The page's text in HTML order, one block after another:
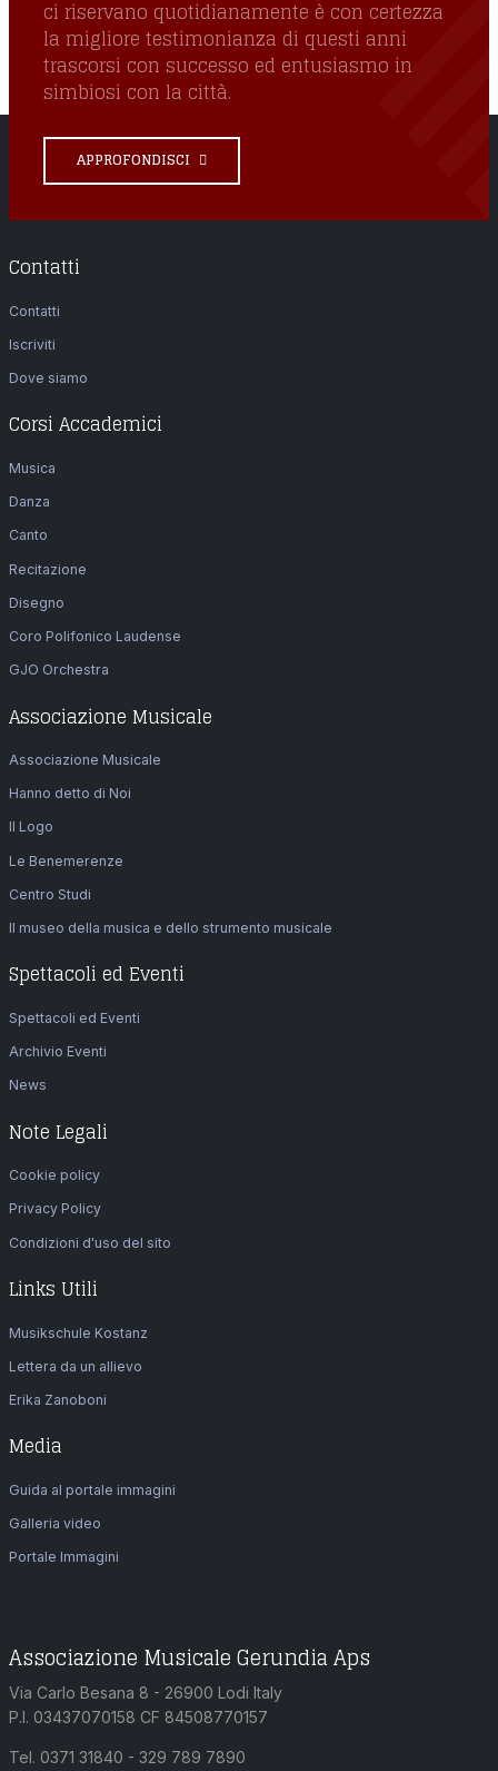
ci riservano quotidianamente è con certezza
la migliore testimonianza di questi anni
trascorsi con successo ed entusiasmo in
simbiosi con la città.
APPROFONDISCI
Associazione Musicale Gerundia Aps
Via Carlo Besana 8 - 26900 Lodi Italy
P.I. 03437070158 CF 84508770157
Tel. 0371 31840 - 329 789 7890
Contatti
Contatti
Iscriviti
Dove siamo
Corsi Accademici
Musica
Danza
Canto
Recitazione
Disegno
Coro Polifonico Laudense
GJO Orchestra
Associazione Musicale
Associazione Musicale
Hanno detto di Noi
Il Logo
Le Benemerenze
Centro Studi
Il museo della musica e dello strumento musicale
Spettacoli ed Eventi
Spettacoli ed Eventi
Archivio Eventi
News
Note Legali
Cookie policy
Privacy Policy
Condizioni d'uso del sito
Links Utili
Musikschule Kostanz
Lettera da un allievo
Erika Zanoboni
Media
Guida al portale immagini
Galleria video
Portale Immagini